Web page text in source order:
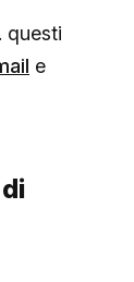
questi
e